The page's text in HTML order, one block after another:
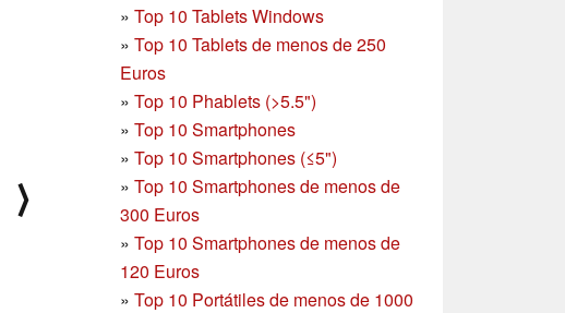
» Top 10 Tablets Windows
» Top 10 Tablets de menos de 250
Euros
» Top 10 Phablets (>5.5")
» Top 10 Smartphones
» Top 10 Smartphones (≤5")
» Top 10 Smartphones de menos de
300 Euros
» Top 10 Smartphonesde menos de
120 Euros
» Top 10 Portátiles de menos de 1000
⟩